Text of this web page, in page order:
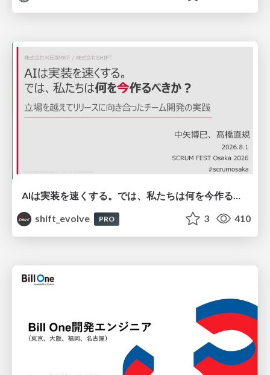
AIは実装を速くする。では、私たちは何を今作るべきか？－立場を越えてリリースに向き合ったチーム開発の実践 / 20260801 Hiromi Nakaya and Naoki Takahashi
shift_evolve
PRO 3 410